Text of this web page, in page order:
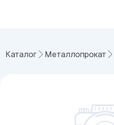
Каталог Металлопрокат